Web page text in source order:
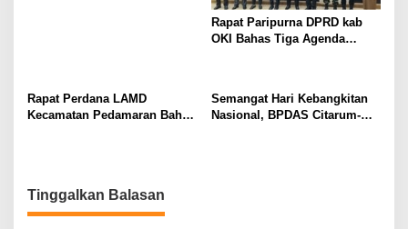
Rapat Paripurna DPRD kab
OKI Bahas Tiga Agenda
Rapat Perdana LAMD
Kecamatan Pedamaran Bahas
Semangat Hari Kebangkitan
Nasional, BPDAS Citarum-
Tinggalkan Balasan